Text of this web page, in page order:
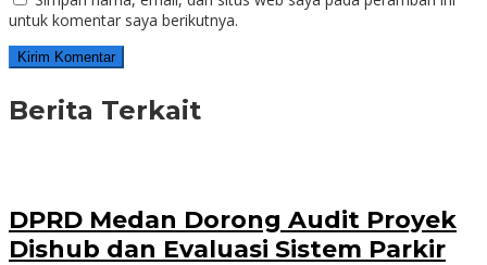
untuk komentar saya berikutnya.
Berita Terkait
DPRD Medan Dorong Audit Proyek
Dishub dan Evaluasi Sistem Parkir